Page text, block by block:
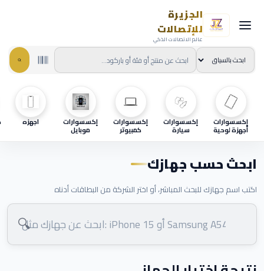
الجزيرة
للإتصالات
عالم الاتصالات الذكي
إكسسوارات
أجهزة لوحية
إكسسوارات
سيارة
إكسسوارات
كمبيوتر
إكسسوارات
موبايل
اجهزه
ابحث حسب جهازك
اكتب اسم جهازك للبحث المباشر، أو اختر الشركة من البطاقات أدناه
🔍